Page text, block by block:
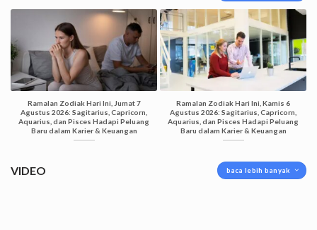
Ramalan Zodiak Hari Ini, Jumat 7
Agustus 2026: Sagitarius, Capricorn,
Aquarius, dan Pisces Hadapi Peluang
Baru dalam Karier & Keuangan
Ramalan Zodiak Hari Ini, Kamis 6
Agustus 2026: Sagitarius, Capricorn,
Aquarius, dan Pisces Hadapi Peluang
Baru dalam Karier & Keuangan
VIDEO baca lebih banyak